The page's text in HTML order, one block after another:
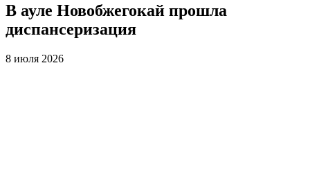
В ауле Новобжегокай прошла
диспансеризация
8 июля 2026